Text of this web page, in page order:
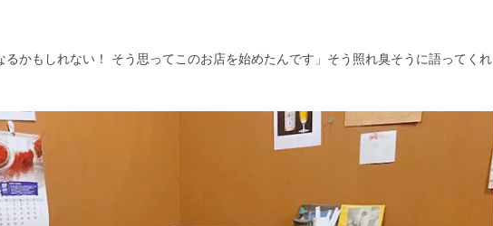
るかもしれない！ そう思ってこのお店を始めたんです」そう照れ臭そうに語ってくれ